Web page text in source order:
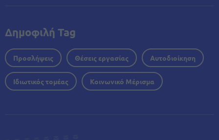
Δημοφιλή Tag
Προσλήψεις Θέσεις εργασίας Αυτοδιοίκηση
Ιδιωτικός τομέας Κοινωνικό Μέρισμα